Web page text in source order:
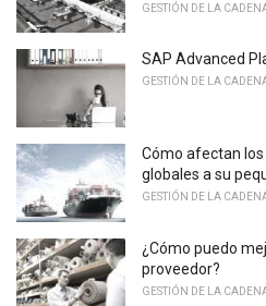
GESTIÓN DE LA
SAP Advanced
GESTIÓN DE LA
Cómo afectan
globales a su
GESTIÓN DE LA
¿Cómo puedo
proveedor?
GESTIÓN DE LA